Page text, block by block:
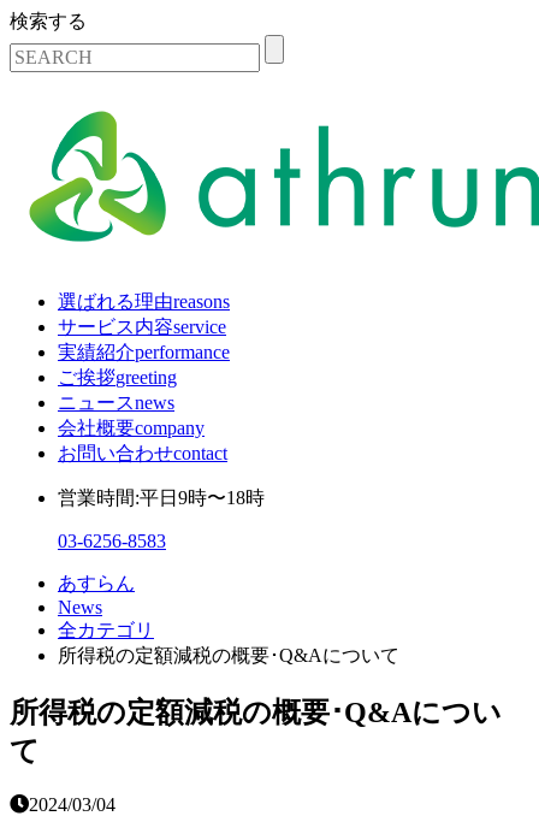
検索する
選ばれる理由reasons
サービス内容service
実績紹介performance
ご挨拶greeting
ニュースnews
会社概要company
お問い合わせcontact
営業時間:平日9時〜18時
03-6256-8583
あすらん
News
全カテゴリ
所得税の定額減税の概要･Q&Aについて
所得税の定額減税の概要･Q&Aについ
て
2024/03/04